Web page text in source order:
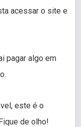
acessar o site e
pagar algo em
este é o
de olho!